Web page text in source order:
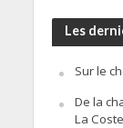
Les
Sur le
De la
La Coste